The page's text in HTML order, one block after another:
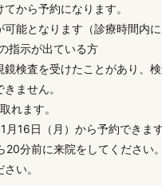
から予約になります。
能となります（診療時間内
指示が出ている方
検査を受けたことがあり、
ません。
れます。
16日（月）から予約できます
分前に来院をしてください。
い。